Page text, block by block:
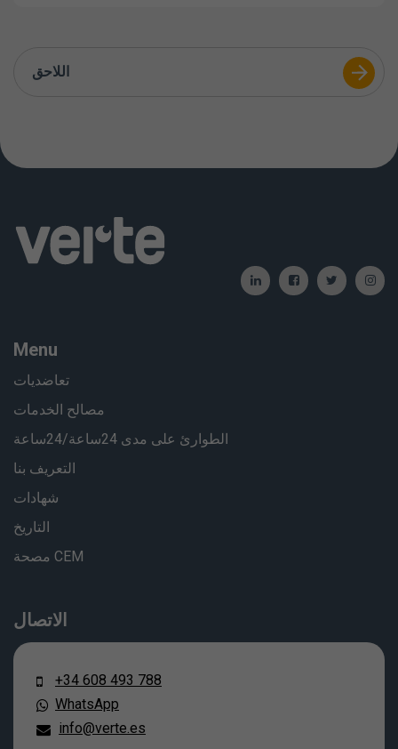
اللاحق
Menu
تعاضديات
مصالح الخدمات
الطوارئ على مدى 24ساعة/24ساعة
التعريف بنا
شهادات
التاريخ
مصحة CEM
الاتصال
+34 608 493 788
WhatsApp
info@verte.es